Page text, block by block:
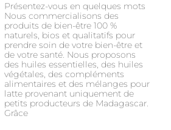
Présentez-vous en quelques mots
Nous commercialisons des
produits de bien-être 100 %
naturels, bios et qualitatifs pour
prendre soin de votre bien-être et
de votre santé. Nous proposons
des huiles essentielles, des huiles
végétales, des compléments
alimentaires et des mélanges pour
latte provenant uniquement de
petits producteurs de Madagascar.
Grâce